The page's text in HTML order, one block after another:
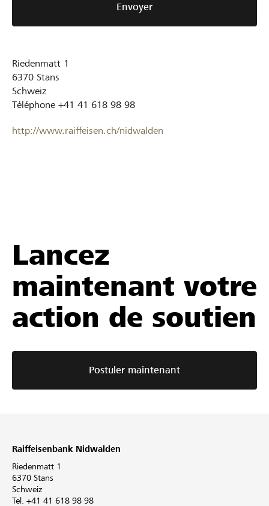
Envoyer
Riedenmatt 1
6370 Stans
Schweiz
Téléphone +41 41 618 98 98
http://www.raiffeisen.ch/nidwalden
Lancez
maintenant votre
action de soutien
Postuler maintenant
Raiffeisenbank Nidwalden
Riedenmatt 1
6370 Stans
Schweiz
Tel. +41 41 618 98 98